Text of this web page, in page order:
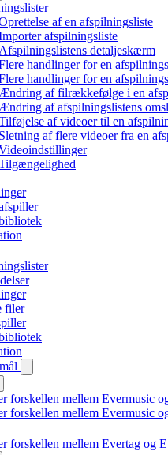
af en afspilningsliste
afspilningsliste
Afspilningslistens detaljeskærm
handlinger for en
handlinger for en
Ændring af filrækkefølge i en
Ændring af afspilningslistens
af videoer til en
Sletning af flere videoer fra en
filer
forskellen mellem Evermusic
forskellen mellem Evermusic
forskellen mellem Evertag og